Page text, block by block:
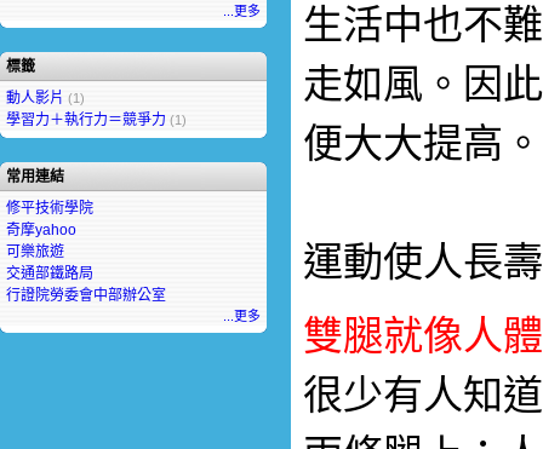
...更多
標籤
動人影片 (1)
學習力＋執行力＝競爭力 (1)
常用連結
修平技術學院
奇摩yahoo
可樂旅遊
交通部鐵路局
行證院勞委會中部辦公室
...更多
生活中也不
走如風。因
便大大提高。
運動使人
雙腿就像人
很少有人知